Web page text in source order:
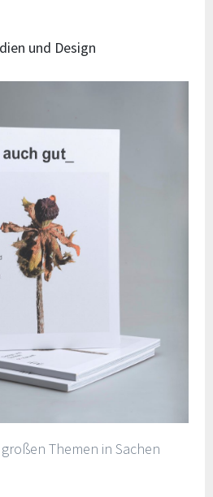
und Design
Themen in Sachen